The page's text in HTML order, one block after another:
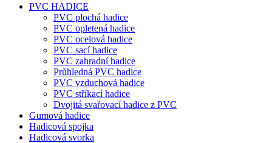
PVC HADICE
PVC plochá hadice
PVC opletená hadice
PVC ocelová hadice
PVC sací hadice
PVC zahradní hadice
Průhledná PVC hadice
PVC vzduchová hadice
PVC stříkací hadice
Dvojitá svařovací hadice z PVC
Gumová hadice
Hadicová spojka
Hadicová svorka